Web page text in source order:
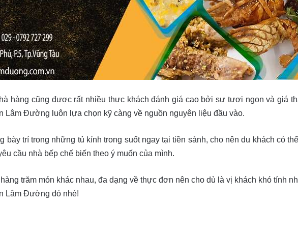
hàng cũng được rất nhiều thực khách đánh giá cao bởi sự tươi ngon và giá
Lâm Đường luôn lựa chọn kỹ càng về nguồn nguyên liệu đầu vào.
trí trong những tủ kính trong suốt ngay tại tiền sảnh, cho nên du khách có
cầu nhà bếp chế biến theo ý muốn của mình.
trăm món khác nhau, đa dạng về thực đơn nên cho dù là vị khách khó tính
Lâm Đường đó nhé!